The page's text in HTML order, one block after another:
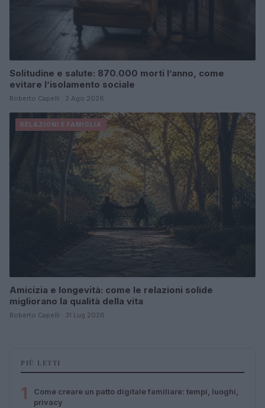
Solitudine e salute: 870.000 morti l’anno, come
evitare l’isolamento sociale
Roberto Capelli · 2 Ago 2026
RELAZIONI E FAMIGLIA
Amicizia e longevità: come le relazioni solide
migliorano la qualità della vita
Roberto Capelli · 31 Lug 2026
PIÙ LETTI
1
Come creare un patto digitale familiare: tempi, luoghi,
privacy